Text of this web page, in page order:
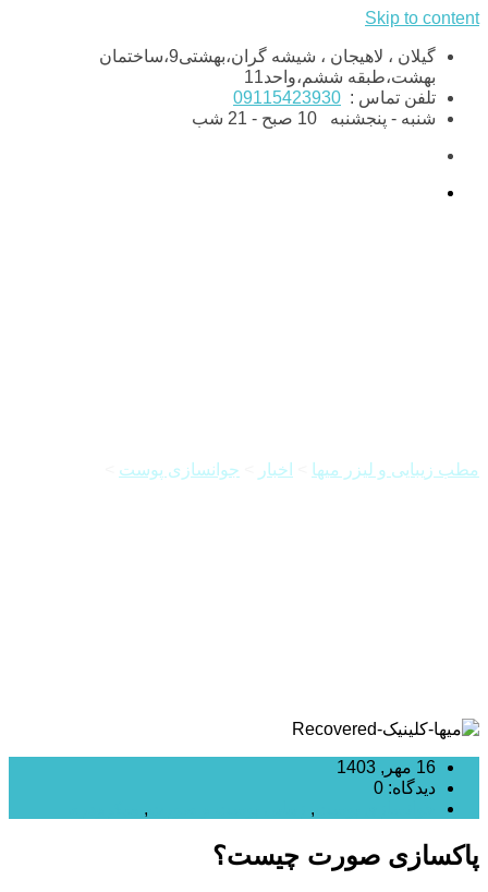
Skip to content
گیلان ، لاهیجان ، شیشه گران،بهشتی9،ساختمان
بهشت،طبقه ششم،واحد11
تلفن تماس : 09115423930
شنبه - پنجشنبه
مطب زیبایی و لیزر میها اخبار جوانسازی پوست
16 مهر, 1403
دیدگاه: 0
,
,
پاکسازی صورت چیست؟